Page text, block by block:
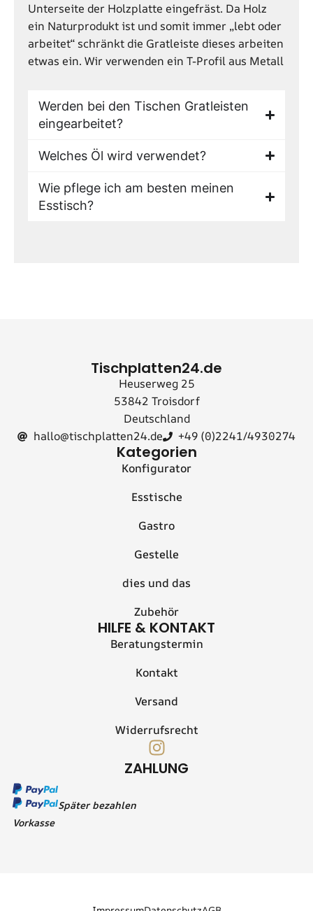
Unterseite der Holzplatte eingefräst. Da Holz
ein Naturprodukt ist und somit immer „lebt oder
arbeitet“ schränkt die Gratleiste dieses arbeiten
etwas ein. Wir verwenden ein T-Profil aus Metall
Werden bei den Tischen Gratleisten
eingearbeitet?
Welches Öl wird verwendet?
Wie pflege ich am besten meinen
Esstisch?
Tischplatten24.de
Heuserweg 25
53842 Troisdorf
Deutschland
hallo@tischplatten24.de
+49 (0)2241/4930274
Kategorien
Konfigurator
Esstische
Gastro
Gestelle
dies und das
Zubehör
HILFE & KONTAKT
Beratungstermin
Kontakt
Versand
Widerrufsrecht
I
n
ZAHLUNG
Später bezahlen
Vorkasse